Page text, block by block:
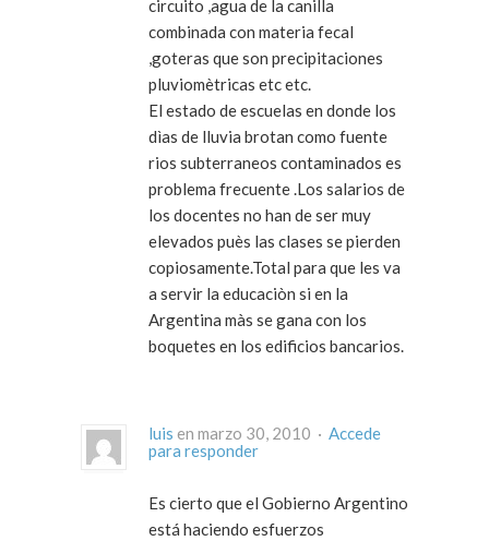
circuito ,agua de la canilla
combinada con materia fecal
,goteras que son precipitaciones
pluviomètricas etc etc.
El estado de escuelas en donde los
dìas de lluvia brotan como fuente
rios subterraneos contaminados es
problema frecuente .Los salarios de
los docentes no han de ser muy
elevados puès las clases se pierden
copiosamente.Total para que les va
a servir la educaciòn si en la
Argentina màs se gana con los
boquetes en los edificios bancarios.
luis en marzo 30, 2010 · Accede
para responder
Es cierto que el Gobierno Argentino
está haciendo esfuerzos